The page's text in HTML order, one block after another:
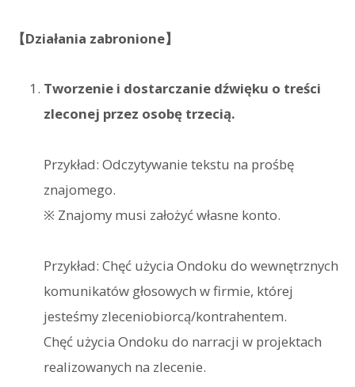
【Działania zabronione】
Tworzenie i dostarczanie dźwięku o treści
zleconej przez osobę trzecią.
Przykład: Odczytywanie tekstu na prośbę
znajomego.
※ Znajomy musi założyć własne konto.
Przykład: Chęć użycia Ondoku do wewnętrznych
komunikatów głosowych w firmie, której
jesteśmy zleceniobiorcą/kontrahentem.
Chęć użycia Ondoku do narracji w projektach
realizowanych na zlecenie.